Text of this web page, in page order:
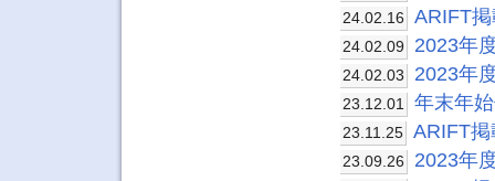
24.02.16 ARIFT
24.02.09 2023年
24.02.03 2023年
23.12.01 年末年
23.11.25 ARIFT
23.09.26 2023年